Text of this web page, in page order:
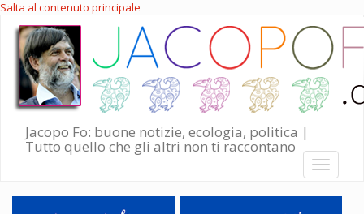
Salta al contenuto principale
Jacopo Fo: buone notizie, ecologia, politica |
Tutto quello che gli altri non ti raccontano
Toggle